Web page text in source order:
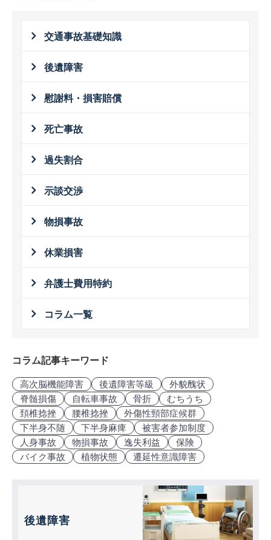
交通事故基礎知識
後遺障害
慰謝料・損害賠償
死亡事故
過失割合
示談交渉
物損事故
休業損害
弁護士費用特約
コラム一覧
コラム記事キーワード
高次脳機能障害 後遺障害等級
外貌醜状
脊髄損傷
自転車事故 骨折
むちうち
頚椎捻挫
腰椎捻挫
外傷性頸部症候群
下半身不随
下半身麻痺
被害者参加制度
人身事故
物損事故 逸失利益
保険
バイク事故
植物状態 遷延性意識障害
後遺障害